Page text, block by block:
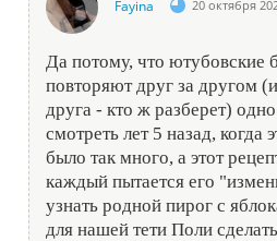
Fayina 20 октября
Да потому, что ютубовские
повторяют друг за другом
друга - кто ж разберет)
смотреть лет 5 назад, когда
было так много, а этот
каждый пытается его
узнать родной пирог с
для нашей тети Поли